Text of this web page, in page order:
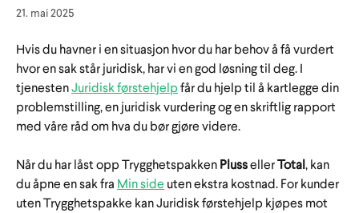
21. mai 2025
Hvis du havner i en situasjon hvor du har behov å få vurdert
hvor en sak står juridisk, har vi en god løsning til deg. I
tjenesten Juridisk førstehjelp får du hjelp til å kartlegge din
problemstilling, en juridisk vurdering og en skriftlig rapport
med våre råd om hva du bør gjøre videre.
Når du har låst opp Trygghetspakken Pluss eller Total, kan
du åpne en sak fra Min side uten ekstra kostnad. For kunder
uten Trygghetspakke kan Juridisk førstehjelp kjøpes mot